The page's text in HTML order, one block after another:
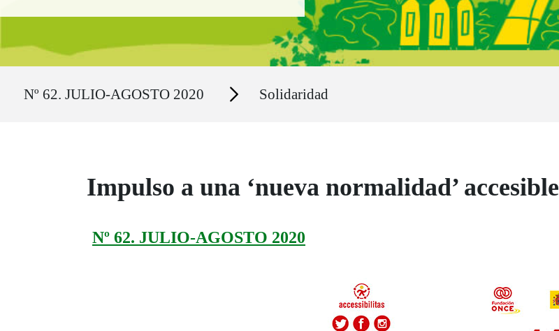
Nº 62. JULIO-AGOSTO 2020 Secciones Solidaridad
Impulso a una ‘nueva normalidad’ accesible
Nº 62. JULIO-AGOSTO 2020